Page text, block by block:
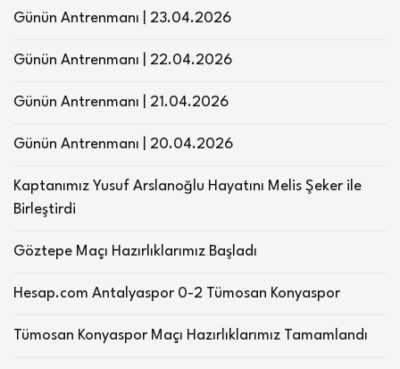
Günün Antrenmanı | 23.04.2026
Günün Antrenmanı | 22.04.2026
Günün Antrenmanı | 21.04.2026
Günün Antrenmanı | 20.04.2026
Kaptanımız Yusuf Arslanoğlu Hayatını Melis Şeker ile
Birleştirdi
Göztepe Maçı Hazırlıklarımız Başladı
Hesap.com Antalyaspor 0-2 Tümosan Konyaspor
Tümosan Konyaspor Maçı Hazırlıklarımız Tamamlandı